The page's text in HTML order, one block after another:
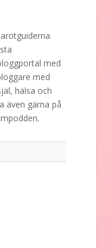
med
med
hälsa och
även gärna på